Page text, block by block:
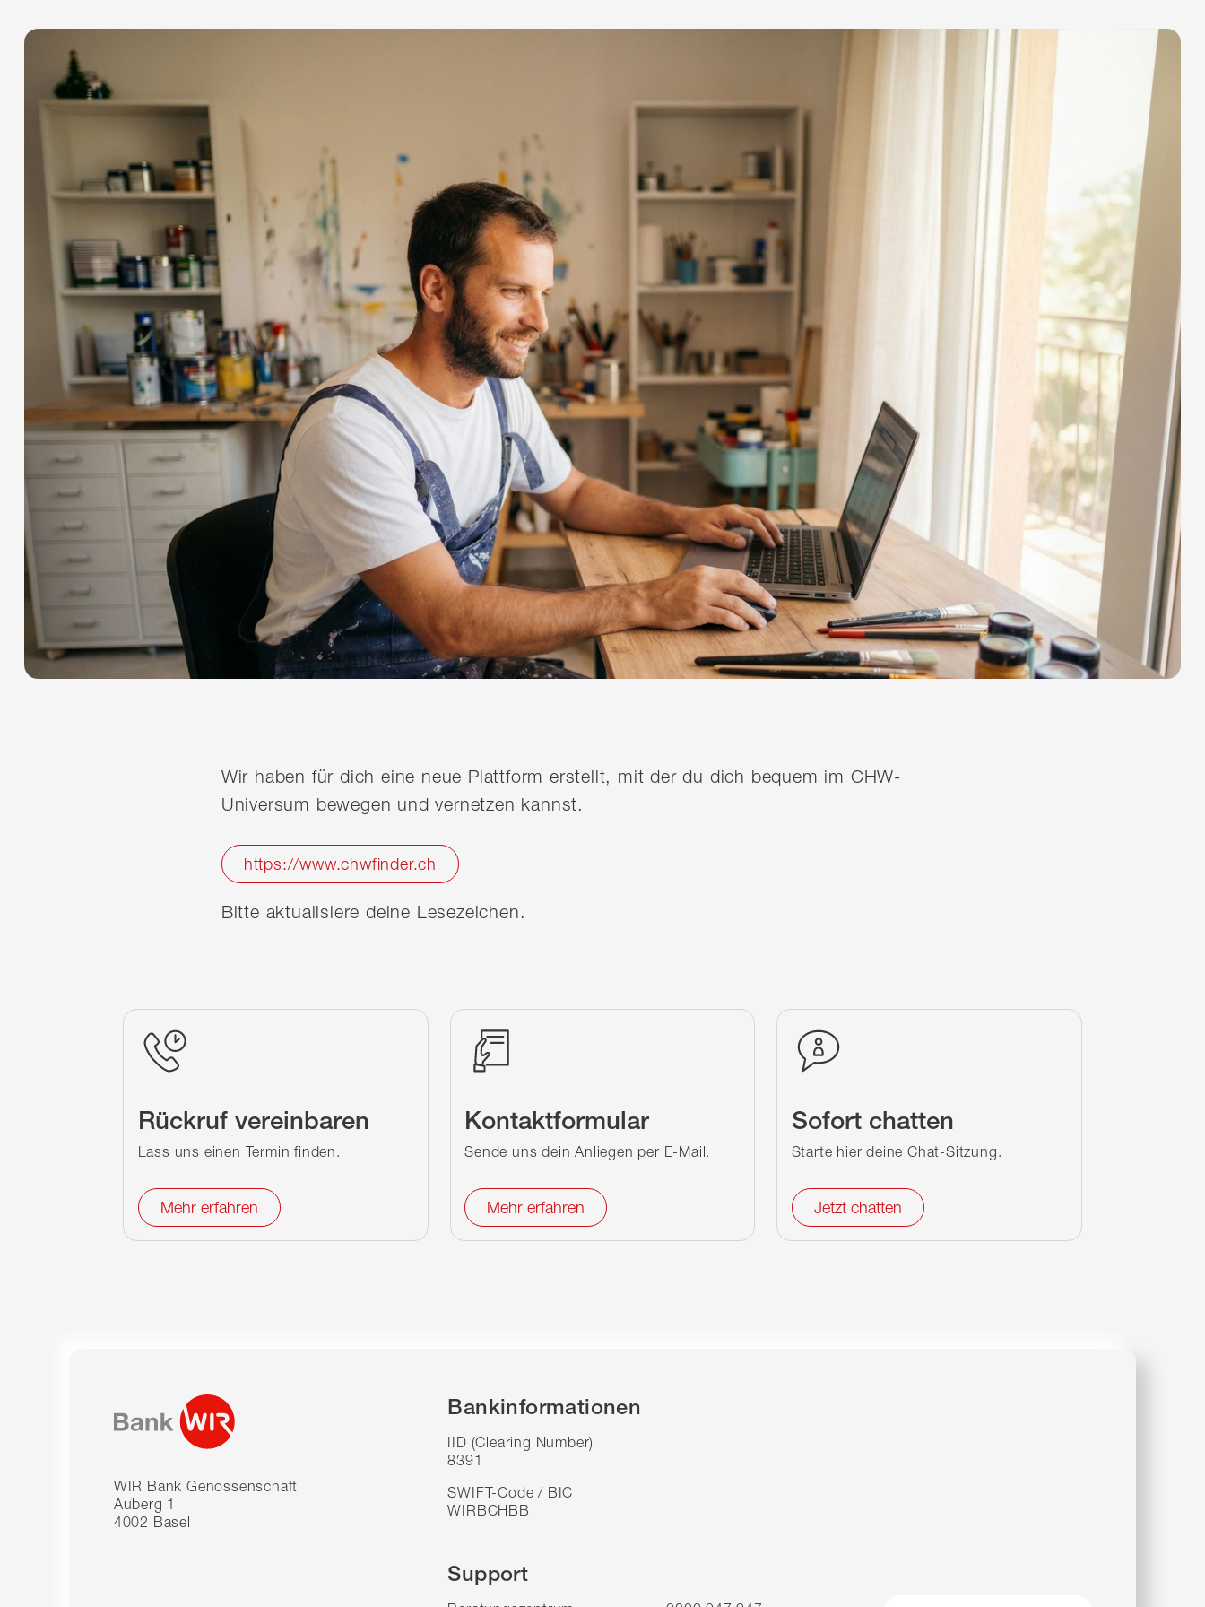
Wir haben für dich eine neue Plattform erstellt, mit der du dich bequem im CHW-
Universum bewegen und vernetzen kannst.
https://www.chwfinder.ch
Bitte aktualisiere deine Lesezeichen.
Rückruf vereinbaren
Lass uns einen Termin finden.
Mehr erfahren
Kontaktformular
Sende uns dein Anliegen per E-Mail.
Mehr erfahren
Sofort chatten
Starte hier deine Chat-Sitzung.
Jetzt chatten
WIR Bank Genossenschaft
Auberg 1
4002 Basel
Bankinformationen
IID (Clearing Number)
8391
SWIFT-Code / BIC
WIRBCHBB
Support